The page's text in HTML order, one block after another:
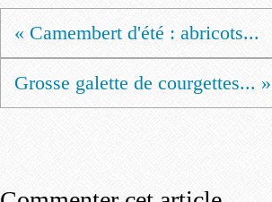
« Camembert d'été : abricots...
Grosse galette de courgettes... »